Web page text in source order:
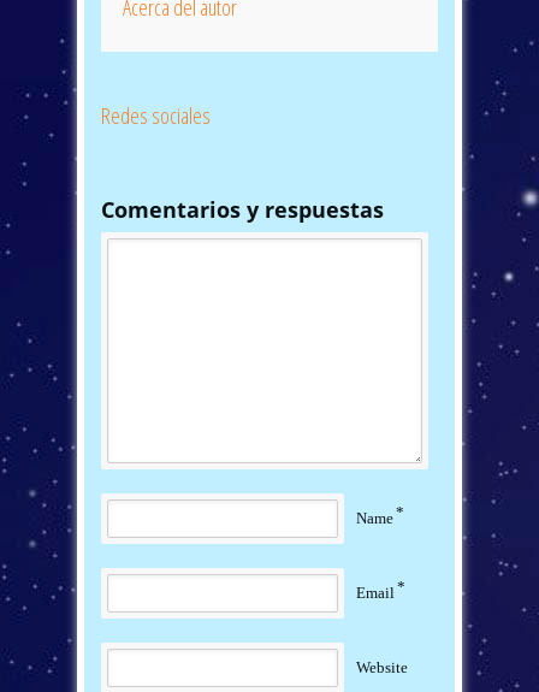
Acerca del autor
Redes sociales
Comentarios y respuestas
Name*
Email*
Website